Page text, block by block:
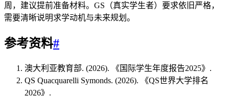
周，建议提前准备材料。GS（真实学生者）要求依旧严格，
需要清晰说明求学动机与未来规划。
参考资料#
澳大利亚教育部. (2026). 《国际学生年度报告2025》.
QS Quacquarelli Symonds. (2026). 《QS世界大学排名
2026》.